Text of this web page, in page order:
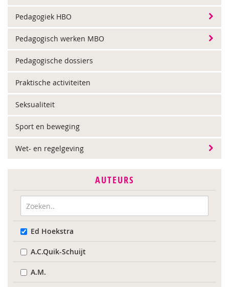
Pedagogiek HBO
Pedagogisch werken MBO
Pedagogische dossiers
Praktische activiteiten
Seksualiteit
Sport en beweging
Wet- en regelgeving
AUTEURS
Ed Hoekstra
A.C.Quik-Schuijt
A.M.